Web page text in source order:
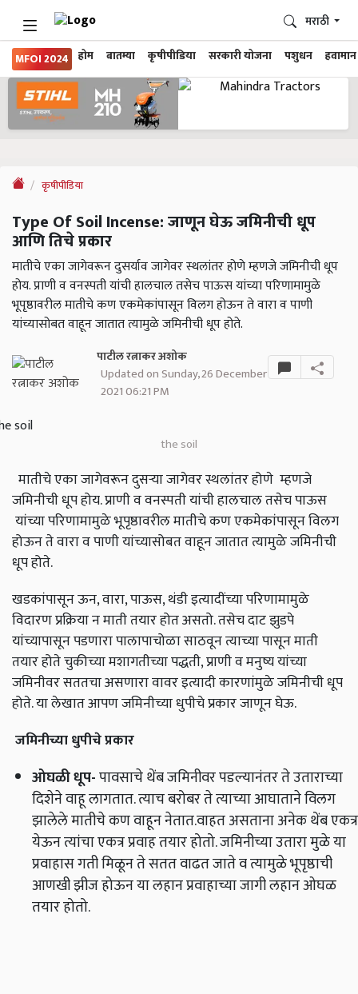
MFOI 2024 होम बातम्या कृषीपीडिया सरकारी योजना पशुधन हवामान
मराठी
कृषीपीडिया
Type Of Soil Incense: जाणून घेऊ जमिनीची धूप
आणि तिचे प्रकार
मातीचे एका जागेवरून दुसर्याव जागेवर स्थलांतर होणे म्हणजे जमिनीची धूप
होय. प्राणी व वनस्पती यांची हालचाल तसेच पाऊस यांच्या परिणामामुळे
भूपृष्ठावरील मातीचे कण एकमेकांपासून विलग होऊन ते वारा व पाणी
यांच्यासोबत वाहून जातात त्यामुळे जमिनीची धूप होते.
पाटील रत्नाकर अशोक
Updated on Sunday, 26 December
2021 06:21 PM
the soil
मातीचे एका जागेवरून दुसर्‍या जागेवर स्थलांतर होणे म्हणजे
जमिनीची धूप होय. प्राणी व वनस्पती यांची हालचाल तसेच पाऊस
यांच्या परिणामामुळे भूपृष्ठावरील मातीचे कण एकमेकांपासून विलग
होऊन ते वारा व पाणी यांच्यासोबत वाहून जातात त्यामुळे जमिनीची
धूप होते.
खडकांपासून ऊन, वारा, पाऊस, थंडी इत्यादींच्या परिणामामुळे
विदारण प्रक्रिया न माती तयार होत असतो. तसेच दाट झुडपे
यांच्यापासून पडणारा पालापाचोळा साठवून त्याच्या पासून माती
तयार होते चुकीच्या मशागतीच्या पद्धती, प्राणी व मनुष्य यांच्या
जमिनीवर सततचा असणारा वावर इत्यादी कारणांमुळे जमिनीची धूप
होते. या लेखात आपण जमिनीच्या धुपीचे प्रकार जाणून घेऊ.
जमिनीच्या धुपीचे प्रकार
ओघळीधूप-पावसाचे थेंब जमिनीवर पडल्यानंतर ते उताराच्या
दिशेने वाहू लागतात. त्याच बरोबर ते त्याच्या आघाताने विलग
झालेले मातीचे कण वाहून नेतात.वाहत असताना अनेक थेंब एकत्र
येऊन त्यांचा एकत्र प्रवाह तयार होतो. जमिनीच्या उतारा मुळे या
प्रवाहास गती मिळून ते सतत वाढत जाते व त्यामुळे भूपृष्ठाची
आणखी झीज होऊन या लहान प्रवाहाच्या जागी लहान ओघळ
तयार होतो.